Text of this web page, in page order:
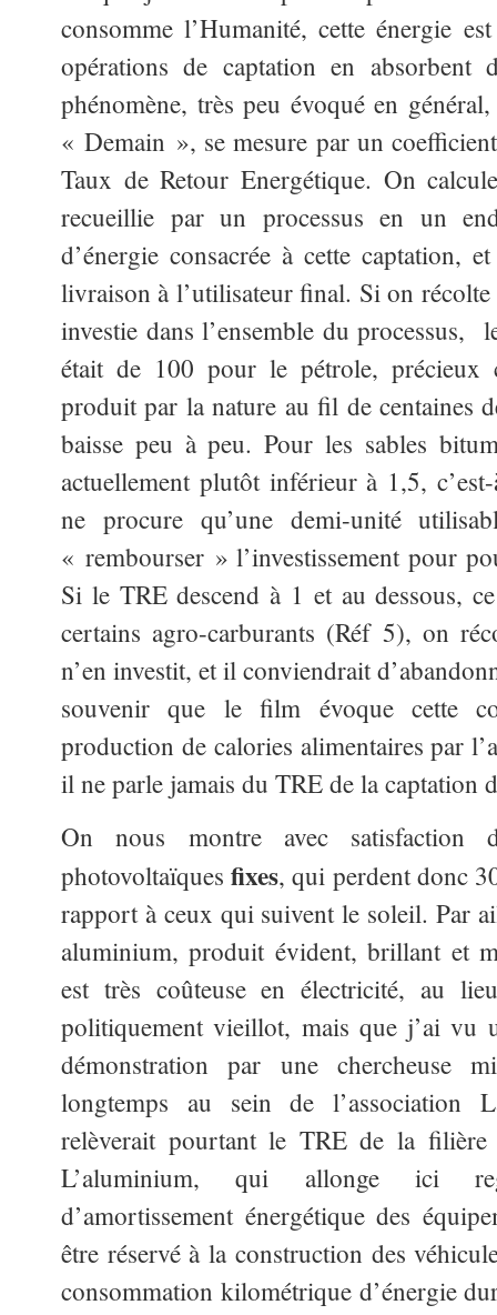
consomme l’Humanité, cette énergie
opérations de captation en absorbent
phénomène, très peu évoqué en
« Demain », se mesure par un
Taux de Retour Energétique. On
recueillie par un processus en un
d’énergie consacrée à cette captation,
livraison à l’utilisateur final. Si on
investie dans l’ensemble du
était de 100 pour le pétrole, précieux
produit par la nature au fil de centaines
baisse peu à peu. Pour les sables
actuellement plutôt inférieur à 1,5,
ne procure qu’une demi-unité
« rembourser » l’investissement pour
Si le TRE descend à 1 et au dessous,
certains agro-carburants (Réf 5), on
n’en investit, et il conviendrait
souvenir que le film évoque cette
production de calories alimentaires par
il ne parle jamais du TRE de la captation
On nous montre avec satisfaction
photovoltaïquesfixes, qui perdent donc
rapport à ceux qui suivent le soleil. Par
aluminium, produit évident, brillant et
est très coûteuse en électricité, au
politiquement vieillot, mais que j’ai vu
démonstration par une chercheuse
longtemps au sein de l’association
relèverait pourtant le TRE de la filière
L’aluminium, qui allonge ici
d’amortissement énergétique des
être réservé à la construction des
consommation kilométrique d’énergie